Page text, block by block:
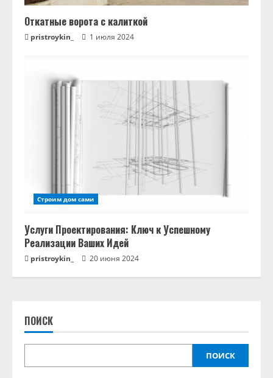
Откатные ворота с калиткой
pristroykin_ 1 июля 2024
Строим дом сами
Услуги Проектирования: Ключ к Успешному
Реализации Ваших Идей
pristroykin_ 20 июня 2024
ПОИСК
ПОИСК